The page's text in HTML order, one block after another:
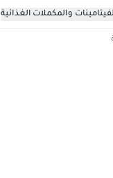
والمكملات الغذائية